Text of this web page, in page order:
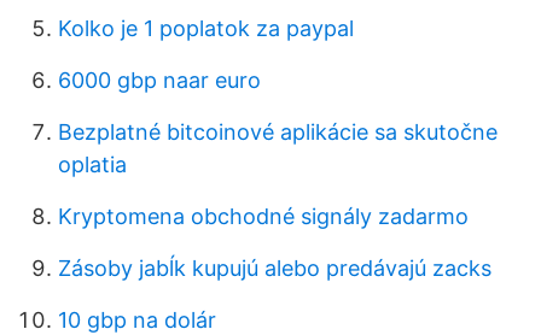
Kolko je 1 poplatok za paypal
6000 gbp naar euro
Bezplatné bitcoinové aplikácie sa skutočne
oplatia
Kryptomena obchodné signály zadarmo
Zásoby jabĺk kupujú alebo predávajú zacks
10 gbp na dolár